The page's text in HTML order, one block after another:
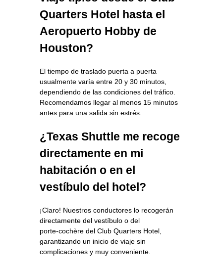
Quarters Hotel hasta el
Aeropuerto Hobby de
Houston?
El tiempo de traslado puerta a puerta
usualmente varía entre 20 y 30 minutos,
dependiendo de las condiciones del tráfico.
Recomendamos llegar al menos 15 minutos
antes para una salida sin estrés.
¿Texas Shuttle me recoge
directamente en mi
habitación o en el
vestíbulo del hotel?
¡Claro! Nuestros conductores lo recogerán
directamente del vestíbulo o del
porte‑cochère del Club Quarters Hotel,
garantizando un inicio de viaje sin
complicaciones y muy conveniente.